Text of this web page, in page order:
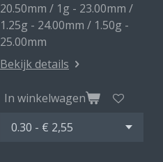
20.50mm / 1g - 23.00mm /
1.25g - 24.00mm / 1.50g -
25.00mm
Bekijk details
In winkelwagen